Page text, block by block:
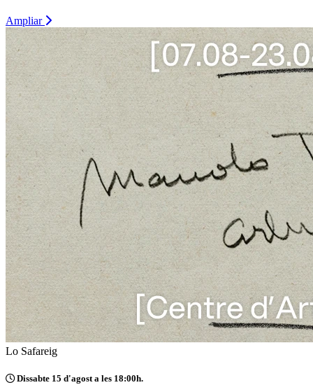
Ampliar
Lo Safareig
Dissabte 15 d'agost a les 18:00h.